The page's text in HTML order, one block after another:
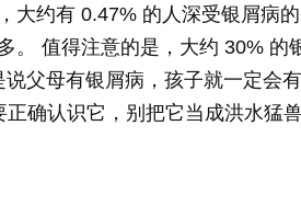
大约有 0.47% 的人深受银屑病
。 值得注意的是，大约 30% 的
父母有银屑病，孩子就一定会
确认识它，别把它当成洪水猛